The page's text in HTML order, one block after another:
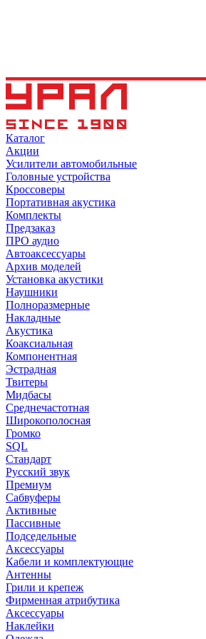
Каталог
Акции
Усилители автомобильные
Головные устройства
Кроссоверы
Портативная акустика
Комплекты
Предзаказ
ПРО аудио
Автоаксессуары
Архив моделей
Установка акустики
Наушники
Полноразмерные
Накладные
Акустика
Коаксиальная
Компонентная
Эстрадная
Твитеры
Мидбасы
Среднечастотная
Широкополосная
Громко
SQL
Стандарт
Русский звук
Премиум
Сабвуферы
Активные
Пассивные
Подседельные
Аксессуары
Кабели и комплектующие
Антенны
Грили и крепеж
Фирменная атрибутика
Аксессуары
Наклейки